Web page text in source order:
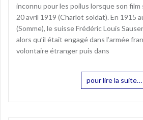
inconnu pour les poilus lorsque son film
20 avril 1919 (Charlot soldat). En 1915
(Somme), le suisse Frédéric Louis
alors qu’il était engagé dans l’armée
volontaire étranger puis dans
pour lire la suite…